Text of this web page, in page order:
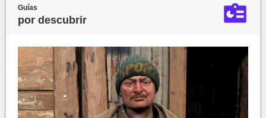
Guías
por descubrir